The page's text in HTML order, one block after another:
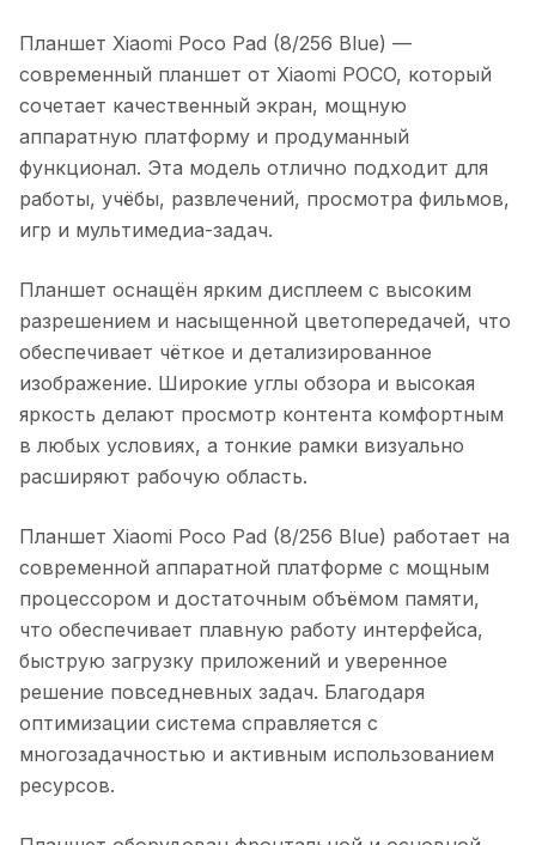
Планшет Xiaomi Poco Pad (8/256 Blue) —
современный планшет от Xiaomi POCO, который
сочетает качественный экран, мощную
аппаратную платформу и продуманный
функционал. Эта модель отлично подходит для
работы, учёбы, развлечений, просмотра фильмов,
игр и мультимедиа-задач.
Планшет оснащён ярким дисплеем с высоким
разрешением и насыщенной цветопередачей, что
обеспечивает чёткое и детализированное
изображение. Широкие углы обзора и высокая
яркость делают просмотр контента комфортным
в любых условиях, а тонкие рамки визуально
расширяют рабочую область.
Планшет Xiaomi Poco Pad (8/256 Blue) работает на
современной аппаратной платформе с мощным
процессором и достаточным объёмом памяти,
что обеспечивает плавную работу интерфейса,
быструю загрузку приложений и уверенное
решение повседневных задач. Благодаря
оптимизации система справляется с
многозадачностью и активным использованием
ресурсов.